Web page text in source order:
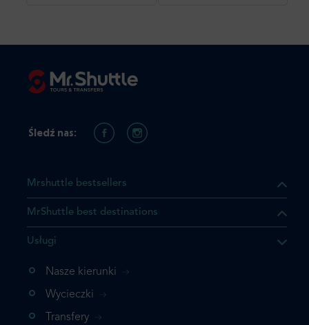
którego szukasz jest już
nie chcesz dodawać go
Mrshuttle bestsellers
MrShuttle best destinations
Usługi
Nasze kierunki
Wycieczki
Transfery
Śledź nas: